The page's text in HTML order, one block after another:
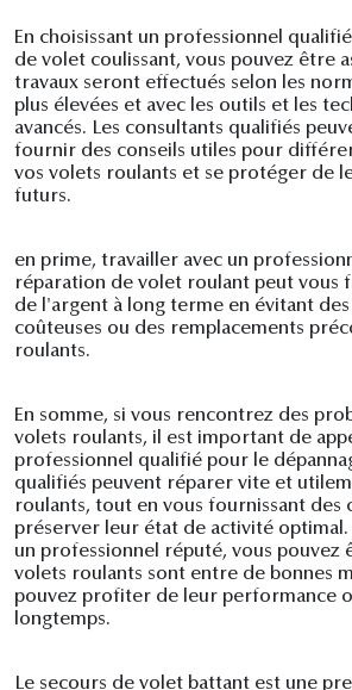
En choisissant un professionnel
de volet coulissant, vous pouvez être
travaux seront effectués selon les
plus élevées et avec les outils et les
avancés. Les consultants qualifiés
fournir des conseils utiles pour
vos volets roulants et se protéger de
futurs.
en prime, travailler avec un
réparation de volet roulant peut vous
de l'argent à long terme en évitant
coûteuses ou des remplacements
roulants.
En somme, si vous rencontrez des
volets roulants, il est important de
professionnel qualifié pour le
qualifiés peuvent réparer vite et
roulants, tout en vous fournissant des
préserver leur état de activité optimal.
un professionnel réputé, vous pouvez
volets roulants sont entre de bonnes
pouvez profiter de leur performance
longtemps.
Le secours de volet battant est une